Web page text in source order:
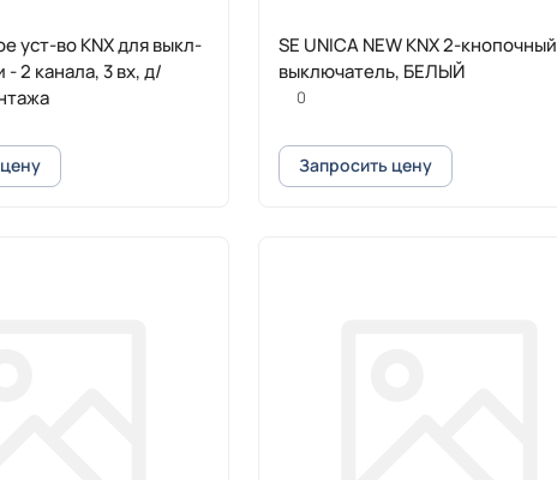
уст-во KNX для выкл-
2 канала, 3 вх, д/
SE UNICA NEW KNX 2-кнопочный
выключатель, БЕЛЫЙ
0
Запросить цену